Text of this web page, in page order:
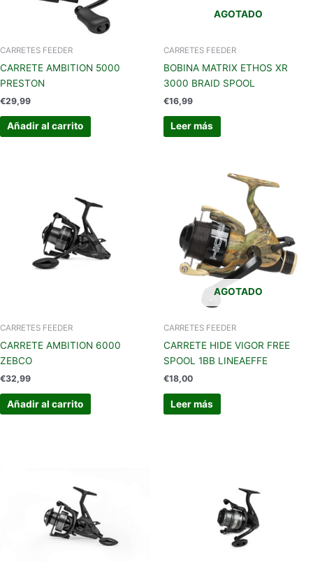
CARRETES FEEDER
CARRETE AMBITION 5000
PRESTON
€29,99
Añadir al carrito
AGOTADO
CARRETES FEEDER
BOBINA MATRIX ETHOS XR
3000 BRAID SPOOL
€16,99
Leer más
CARRETES FEEDER
CARRETE AMBITION 6000
ZEBCO
€32,99
Añadir al carrito
AGOTADO
CARRETES FEEDER
CARRETE HIDE VIGOR FREE
SPOOL 1BB LINEAEFFE
€18,00
Leer más